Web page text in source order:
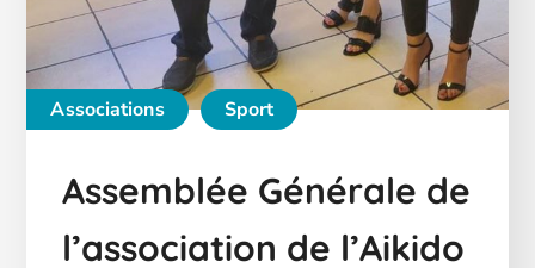
Associations Sport
Assemblée Générale de
l’association de l’Aikido